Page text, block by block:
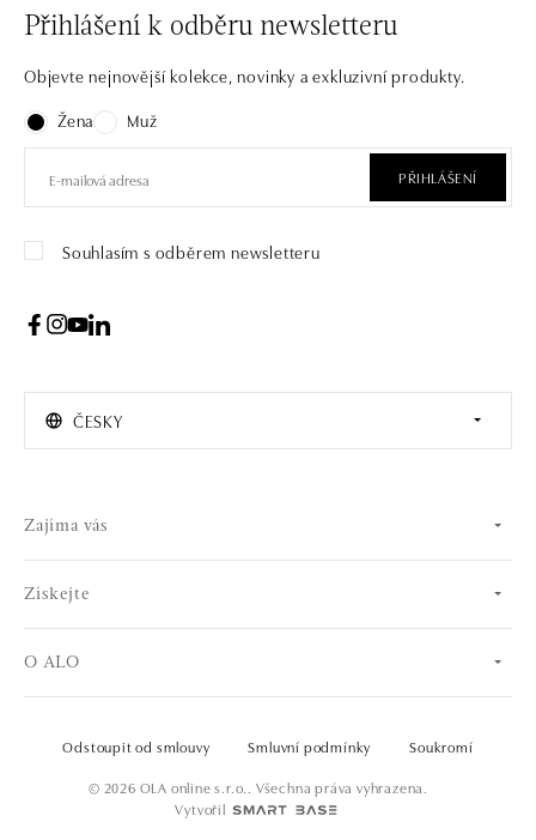
Přihlášení k odběru newsletteru
Objevte nejnovější kolekce, novinky a exkluzivní produkty.
Žena
Muž
PŘIHLÁŠENÍ
Souhlasím s odběrem newsletteru
ČESKY
Zajíma vás
Získejte
O ALO
© 2026 OLA online s.r.o.. Všechna práva vyhrazena.
Vytvořil
Odstoupit od smlouvy Smluvní podmínky Soukromí